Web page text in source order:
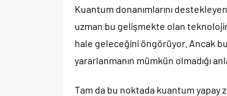
Kuantum donanımlarını
uzman bu gelişmekte olan
hale geleceğini öngörüyor. Ancak
yararlanmanın mümkün olmadığı
Tam da bu noktada kuantum yapay